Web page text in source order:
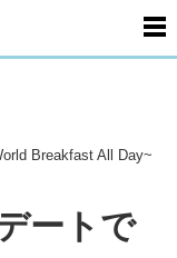
Breakfast All Day~
ートで